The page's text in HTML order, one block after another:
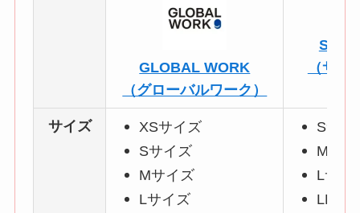
GLOBAL WORK
（グローバルワーク）
Sawa
（サワ
サイズ
XSサイズ
Sサイズ
Mサイズ
Lサイズ
Sサイ
Mサ
Lサイ
LLサ